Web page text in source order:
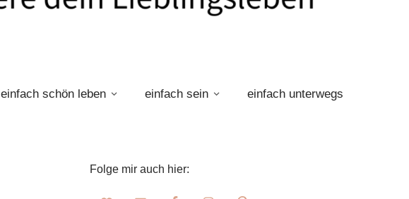
einfach schön leben einfach sein einfach unterwegs
Folge mir auch hier: